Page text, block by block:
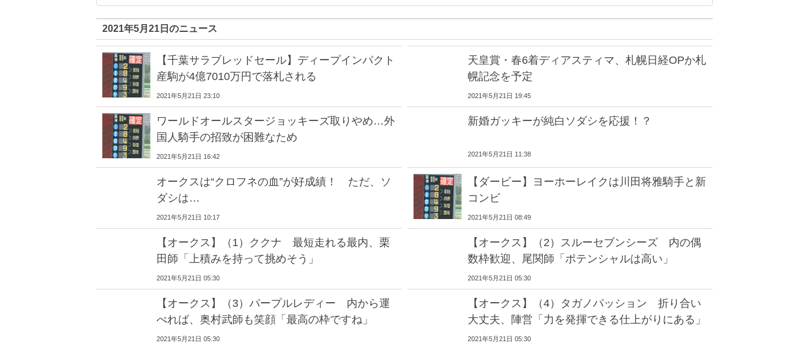
2021年5月21日のニュース
【千葉サラブレッドセール】ディープインパクト
産駒が4億7010万円で落札される
2021年5月21日 23:10
天皇賞・春6着ディアスティマ、札幌日経OPか札
幌記念を予定
2021年5月21日 19:45
ワールドオールスタージョッキーズ取りやめ…外
国人騎手の招致が困難なため
2021年5月21日 16:42
新婚ガッキーが純白ソダシを応援！？
2021年5月21日 11:38
オークスは“クロフネの血”が好成績！ ただ、ソ
ダシは…
2021年5月21日 10:17
【ダービー】ヨーホーレイクは川田将雅騎手と新
コンビ
2021年5月21日 08:49
【オークス】（1）ククナ 最短走れる最内、栗
田師「上積みを持って挑めそう」
2021年5月21日 05:30
【オークス】（2）スルーセブンシーズ 内の偶
数枠歓迎、尾関師「ポテンシャルは高い」
2021年5月21日 05:30
【オークス】（3）パープルレディー 内から運
べれば、奥村武師も笑顔「最高の枠ですね」
2021年5月21日 05:30
【オークス】（4）タガノパッション 折り合い
大丈夫、陣営「力を発揮できる仕上がりにある」
2021年5月21日 05:30